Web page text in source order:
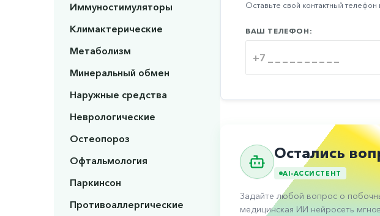
Иммуностимуляторы
Климактерические
Метаболизм
Минеральный обмен
Наружные средства
Неврологические
Остеопороз
Офтальмология
Паркинсон
Противоаллергические
Оставьте свой контактный
ВАШ ТЕЛЕФОН:
Остались
AI-АССИСТЕНТ
Задайте любой вопрос о
медицинская ИИ нейросеть